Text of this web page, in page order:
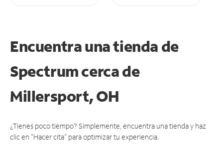
Encuentra una tienda de
Spectrumcerca de
Millersport, OH
¿Tienes poco tiempo? Simplemente, encuentra una tienda y haz
clic en "Hacer cita" para optimizar tu experiencia.